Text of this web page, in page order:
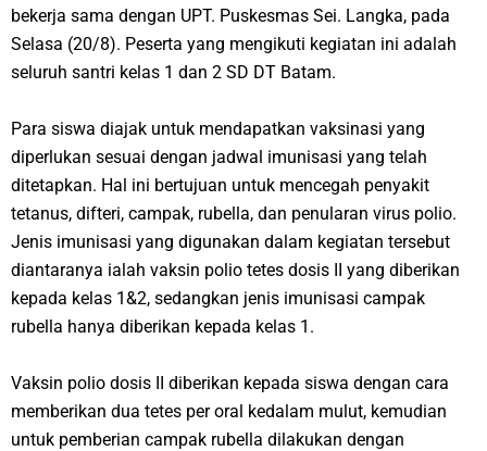
bekerja sama dengan UPT. Puskesmas Sei. Langka, pada
Selasa (20/8). Peserta yang mengikuti kegiatan ini adalah
seluruh santri kelas 1 dan 2 SD DT Batam.
Para siswa diajak untuk mendapatkan vaksinasi yang
diperlukan sesuai dengan jadwal imunisasi yang telah
ditetapkan. Hal ini bertujuan untuk mencegah penyakit
tetanus, difteri, campak, rubella, dan penularan virus polio.
Jenis imunisasi yang digunakan dalam kegiatan tersebut
diantaranya ialah vaksin polio tetes dosis II yang diberikan
kepada kelas 1&2, sedangkan jenis imunisasi campak
rubella hanya diberikan kepada kelas 1.
Vaksin polio dosis II diberikan kepada siswa dengan cara
memberikan dua tetes per oral kedalam mulut, kemudian
untuk pemberian campak rubella dilakukan dengan